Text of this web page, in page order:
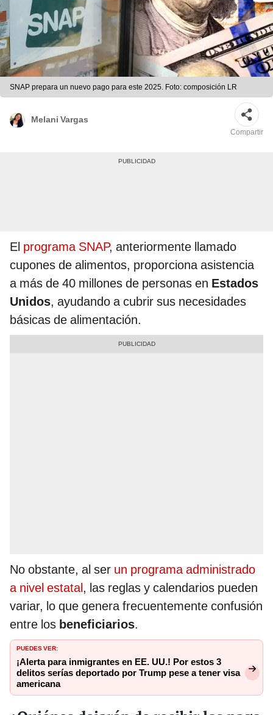
SNAP prepara un nuevo pago para este 2025. Foto: composición LR
Melani Vargas
Compartir
El programa SNAP, anteriormente llamado
cupones de alimentos, proporciona asistencia
a más de 40 millones de personas en Estados
Unidos, ayudando a cubrir sus necesidades
básicas de alimentación.
No obstante, al ser un programa administrado
a nivel estatal, las reglas y calendarios pueden
variar, lo que genera frecuentemente confusión
entre los beneficiarios.
PUEDES VER:
¡Alerta para inmigrantes en EE. UU.! Por estos 3
delitos serías deportado por Trump pese a tener visa
americana